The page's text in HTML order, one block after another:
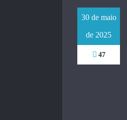
30 de maio
de 2025
47